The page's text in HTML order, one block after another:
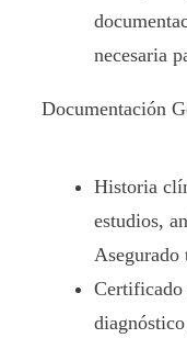
necesaria
Documentación
Historia
estudios,
Asegurado
Certificado